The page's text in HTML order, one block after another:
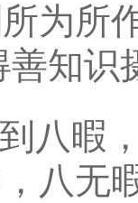
为所
善知识
八暇
八无